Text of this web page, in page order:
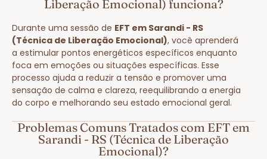
Liberação Emocional) funciona?
Durante uma sessão de EFT em Sarandi - RS
(Técnica de Liberação Emocional), você aprenderá
a estimular pontos energéticos específicos enquanto
foca em emoções ou situações específicas. Esse
processo ajuda a reduzir a tensão e promover uma
sensação de calma e clareza, reequilibrando a energia
do corpo e melhorando seu estado emocional geral.
Problemas Comuns Tratados com EFT em
Sarandi - RS (Técnica de Liberação
Emocional)?